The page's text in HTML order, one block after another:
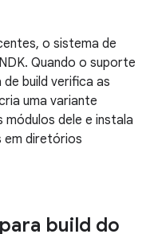
o sistema de
Quando o suporte
build verifica as
uma variante
dele e instala
em diretórios
build do